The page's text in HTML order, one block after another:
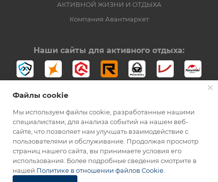
АКТИВНОЙ ЖИЗНИ И ОТДЫХА
Компания Авантмаркет
Наши сайты для активного отдыха:
2012-2026 © Официальный дистрибьютор Opinel в России
Файлы cookie
Мы используем файлы cookie, разработанные нашими
специалистами, для анализа событий на нашем веб-
сайте, что позволяет нам улучшать взаимодействие с
пользователями и обслуживание. Продолжая просмотр
страниц нашего сайта, вы принимаете условия его
использования. Более подробные сведения смотрите в
нашей Политике в отношении файлов Cookie